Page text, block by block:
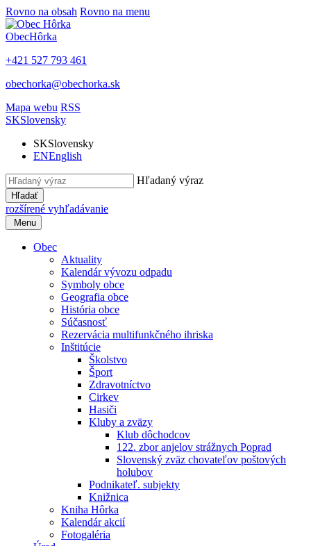
Rovno na obsah Rovno na menu
ObecHôrka
+421 527 793 461
obechorka@obechorka.sk
Mapa webu RSS
SKSlovensky
SKSlovensky
ENEnglish
Hľadaný výraz
Hľadať
rozšírené vyhľadávanie
Menu
Obec
Aktuality
Kalendár vývozu odpadu
Symboly obce
Geografia obce
História obce
Súčasnosť
Rezervácia multifunkčného ihriska
Inštitúcie
Školstvo
Šport
Zdravotníctvo
Cirkev
Hasiči
Kluby a zväzy
Klub dôchodcov
122. zbor anjelov strážnych Poprad
Slovenský zväz chovateľov poštových
holubov
Podnikateľ. subjekty
Knižnica
Kniha Hôrka
Kalendár akcií
Fotogaléria